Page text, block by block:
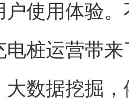
户使用体验
电桩运营带
大数据挖掘